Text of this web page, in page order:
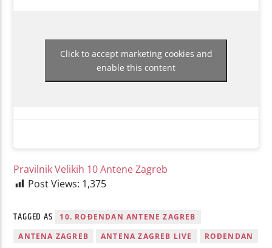
Click to accept marketing cookies and
enable this content
Pravilnik Velikih 10 Antene Zagreb
Post Views: 1,375
TAGGED AS
10. ROĐENDAN ANTENE ZAGREB
ANTENA ZAGREB
ANTENA ZAGREB LIVE
ROĐENDAN